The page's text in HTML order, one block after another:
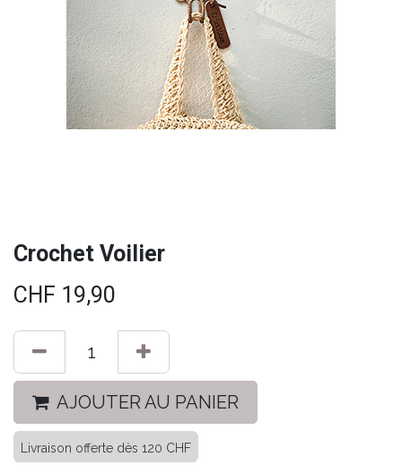
Crochet Voilier
CHF 19,90
AJOUTER AU PANIER
Livraison offerte dès 120 CHF